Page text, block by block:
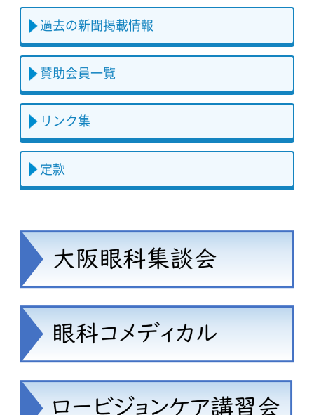
過去の新聞掲載情報
賛助会員一覧
リンク集
定款